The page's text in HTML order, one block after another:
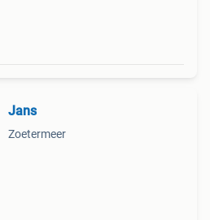
Jans
Zoetermeer